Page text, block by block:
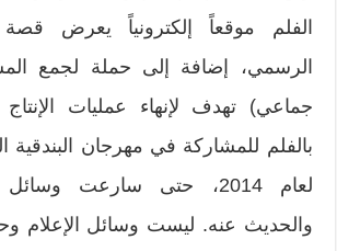
الفلم موقعاً إلكترونياً يعرض قصة
الرسمي، إضافة إلى حملة لجمع
جماعي) تهدف لإنهاء عمليات الإنتاج
بالفلم للمشاركة في مهرجان البندقية
لعام 2014، حتى سارعت
والحديث عنه. ليست وسائل الإعلام